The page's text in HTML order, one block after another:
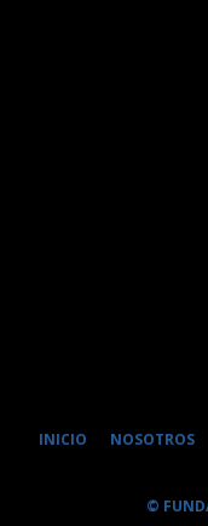
INICIO NOSOTROS
©